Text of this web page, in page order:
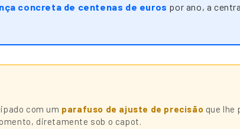
concreta de centenas de euros por ano, a
com um parafuso de ajuste de precisão que lhe
diretamente sob o capot.